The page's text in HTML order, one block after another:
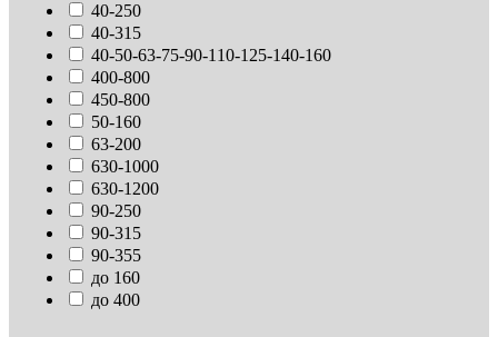
40-250
40-315
40-50-63-75-90-110-125-140-160
400-800
450-800
50-160
63-200
630-1000
630-1200
90-250
90-315
90-355
до 160
до 400